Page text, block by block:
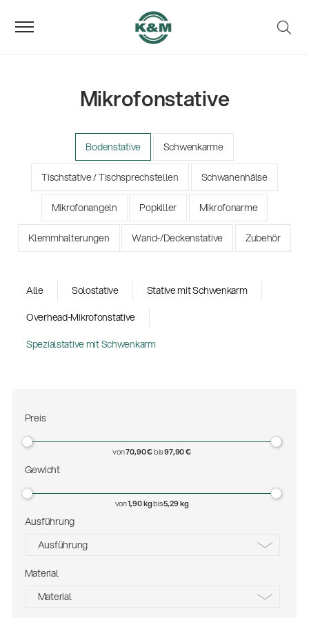
Gesamtkatalog 2026
(E-Paper)
Mikrofonstative
Bodenstative Schwenkarme
Tischstative / Tischsprechstellen Schwanenhälse
Mikrofonangeln Popkiller Mikrofonarme
Klemmhalterungen Wand-/Deckenstative Zubehör
Alle Solostative
Stative mit Schwenkarm
Overhead-Mikrofonstative
Spezialstative mit Schwenkarm
Preis
von70,90 €bis97,90 €
Ausführung
Ausführung
schwarz
Material
Material
Gewicht
von1,90 kgbis5,29 kg